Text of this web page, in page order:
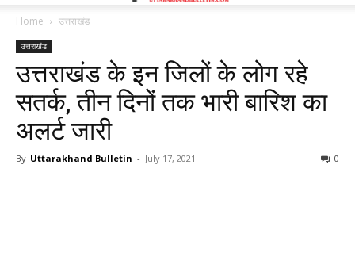
Home उत्तराखंड
उत्तराखंड
उत्तराखंड के इन जिलों के लोग रहे
सतर्क, तीन दिनों तक भारी बारिश का
अलर्ट जारी
By Uttarakhand Bulletin - July 17, 2021 0